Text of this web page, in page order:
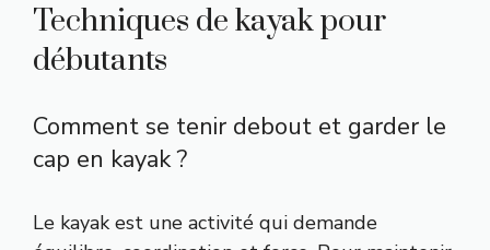
Techniques de kayak pour
débutants
Comment se tenir debout et garder le
cap en kayak ?
Le kayak est une activité qui demande